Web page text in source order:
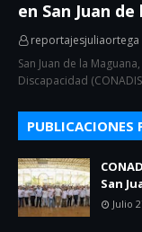
en San Juan
reportajesjuliaortega
San Juan de la
Discapacidad
PUBLICACIONES
San
Julio